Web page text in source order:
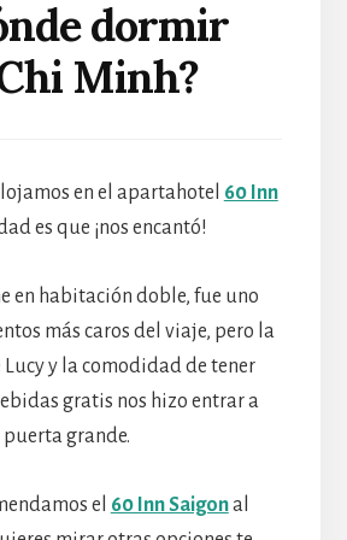
dormir
Minh?
en el apartahotel 60 Inn
es que ¡nos encantó!
en habitación doble, fue uno
más caros del viaje, pero la
y la comodidad de tener
gratis nos hizo entrar a
grande.
el 60 Inn Saigonal